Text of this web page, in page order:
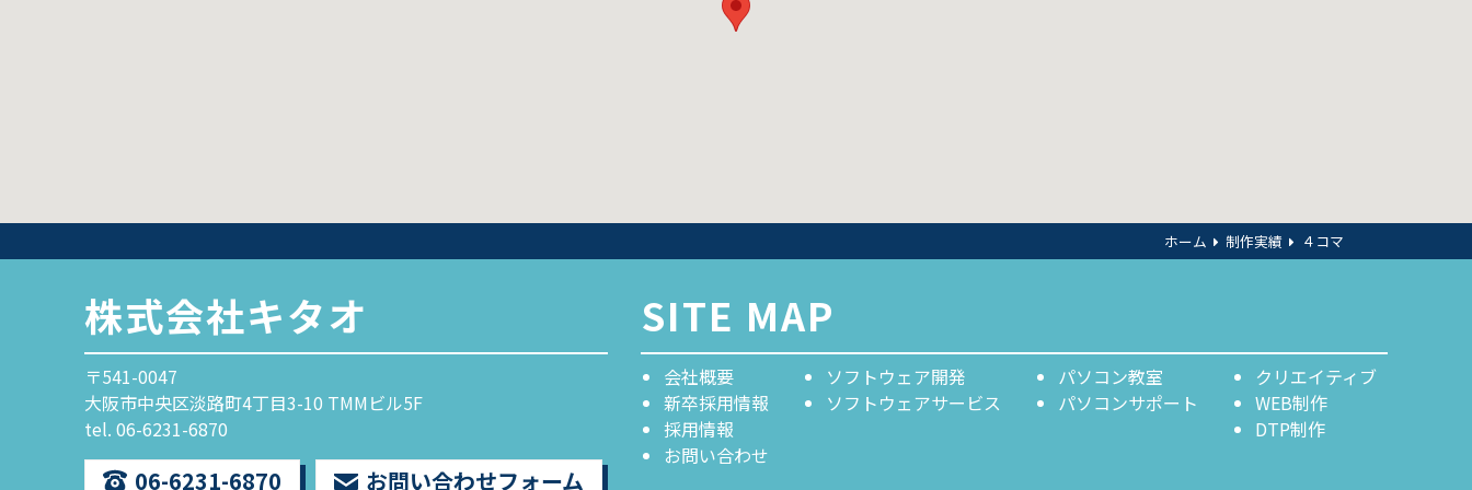
ホーム 制作実績 ４コマ
株式会社キタオ
〒541-0047
大阪市中央区淡路町4丁目3-10 TMMビル5F
tel. 06-6231-6870
06-6231-6870 お問い合わせフォーム
SITE MAP
会社概要
新卒採用情報
採用情報
お問い合わせ
ソフトウェア開発
ソフトウェアサービス
パソコン教室
パソコンサポート
クリエイティブ
WEB制作
DTP制作